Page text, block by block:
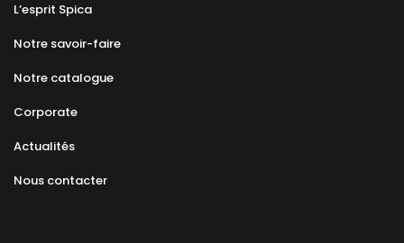
L’esprit Spica
Notre savoir-faire
Notre catalogue
Corporate
Actualités
Nous contacter